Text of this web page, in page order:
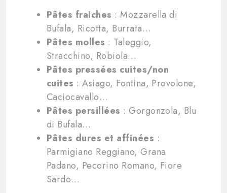
Pâtes fraiches : Mozzarella di
Bufala, Ricotta, Burrata…
Pâtes molles : Taleggio,
Stracchino, Robiola…
Pâtes pressées cuites/non
cuites : Asiago, Fontina, Provolone,
Caciocavallo…
Pâtes persillées : Gorgonzola, Blu
di Bufala…
Pâtes dures et affinées :
Parmigiano Reggiano, Grana
Padano, Pecorino Romano, Fiore
Sardo…